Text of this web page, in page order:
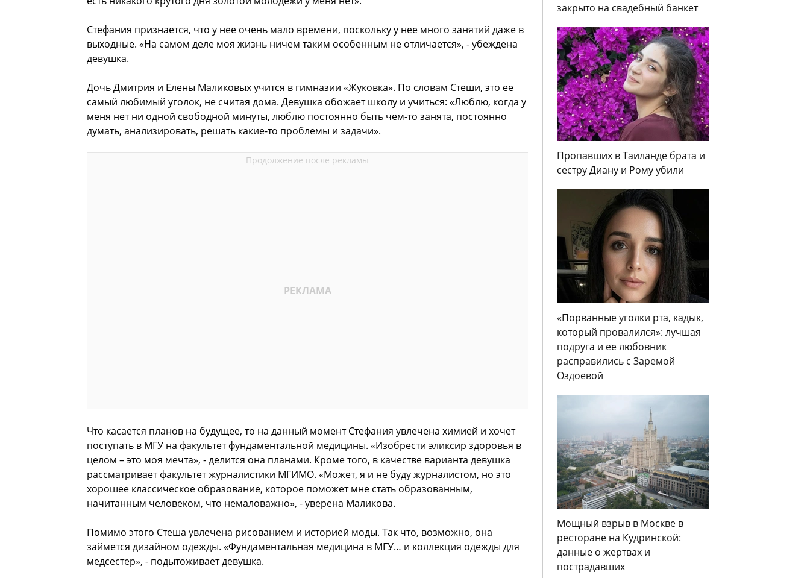
Стефания признается, что у нее очень мало времени, поскольку у нее много занятий даже в
выходные. «На самом деле моя жизнь ничем таким особенным не отличается», - убеждена
девушка.
Дочь Дмитрия и Елены Маликовых учится в гимназии «Жуковка». По словам Стеши, это ее
самый любимый уголок, не считая дома. Девушка обожает школу и учиться: «Люблю, когда у
меня нет ни одной свободной минуты, люблю постоянно быть чем-то занята, постоянно
думать, анализировать, решать какие-то проблемы и задачи».
Что касается планов на будущее, то на данный момент Стефания увлечена химией и хочет
поступать в МГУ на факультет фундаментальной медицины. «Изобрести эликсир здоровья в
целом – это моя мечта», - делится она планами. Кроме того, в качестве варианта девушка
рассматривает факультет журналистики МГИМО. «Может, я и не буду журналистом, но это
хорошее классическое образование, которое поможет мне стать образованным,
начитанным человеком, что немаловажно», - уверена Маликова.
Помимо этого Стеша увлечена рисованием и историей моды. Так что, возможно, она
займется дизайном одежды. «Фундаментальная медицина в МГУ… и коллекция одежды для
медсестер», - подытоживает девушка.
закрыто на свадебный банкет
Пропавших в Таиланде брата и
сестру Диану и Рому убили
«Порванные уголки рта, кадык,
который провалился»: лучшая
подруга и ее любовник
расправились с Заремой
Оздоевой
Мощный взрыв в Москве в
ресторане на Кудринской:
данные о жертвах и
пострадавших